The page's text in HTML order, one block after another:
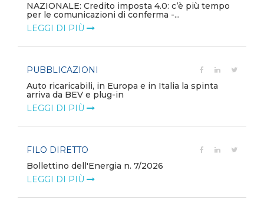
NAZIONALE: Credito imposta 4.0: c’è più tempo
per le comunicazioni di conferma -...
LEGGI DI PIÙ
PUBBLICAZIONI
Auto ricaricabili, in Europa e in Italia la spinta
arriva da BEV e plug-in
LEGGI DI PIÙ
FILO DIRETTO
Bollettino dell'Energia n. 7/2026
LEGGI DI PIÙ